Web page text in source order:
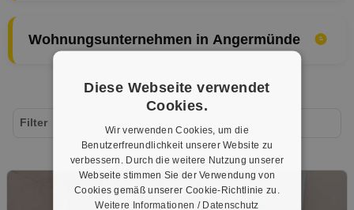
Wohnungsunternehmen in Angermünde
Filter
Diese Webseite verwendet
Cookies.
Wir verwenden Cookies, um die
Benutzerfreundlichkeit unserer Website zu
verbessern. Durch die weitere Nutzung unserer
Webseite stimmen Sie der Verwendung von
Cookies gemäß unserer Cookie-Richtlinie zu.
Weitere Informationen / Datenschutz